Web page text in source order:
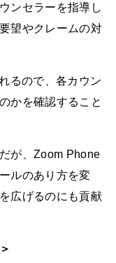
ンセラーを指導し
望やクレームの対
るので、各カウン
かを確認すること
が、Zoom Phone
ルのあり方を変
広げるのにも貢献